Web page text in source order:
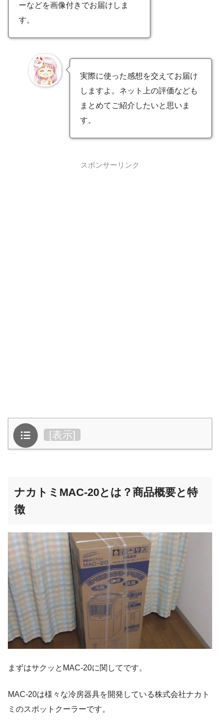
ーなどを画像付きでお届けしま
す。
実際に使った感想を交えてお届け
しますよ。ネット上の評価なども
まとめてご紹介したいと思いま
す。
スポンサーリンク
目次 [表示]
ナカトミMAC-20とは？商品概要と特
徴
まずはサクッとMAC-20に関してです。
MAC-20は様々な冷房器具を開発している株式会社ナカト
ミのスポットクーラーです。